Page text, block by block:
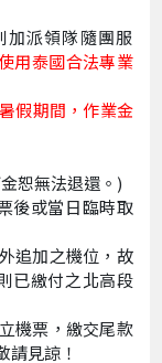
加派領隊隨團服
用泰國合法專業
假期間，作業金
恕無法退還。)
後或當日臨時取
追加之機位，故
已繳付之北高段
機票，繳交尾款
請見諒！